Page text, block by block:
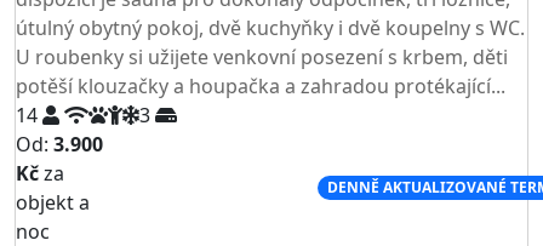
útulný obytný pokoj, dvě kuchyňky i dvě koupelny s WC.
U roubenky si užijete venkovní posezení s krbem, děti
potěší klouzačky a houpačka a zahradou protékající...
14
3
Od: 3.900
Kčza
objekt a
noc
DENNĚ AKTUALIZOVANÉ